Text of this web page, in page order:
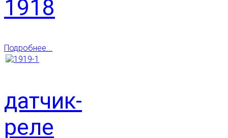
1918
Подробнее...
датчик-
реле